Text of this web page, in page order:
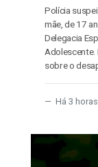
Polícia
mãe, de 17
Delegacia
Adolescente.
sobre o
Há 3 horas